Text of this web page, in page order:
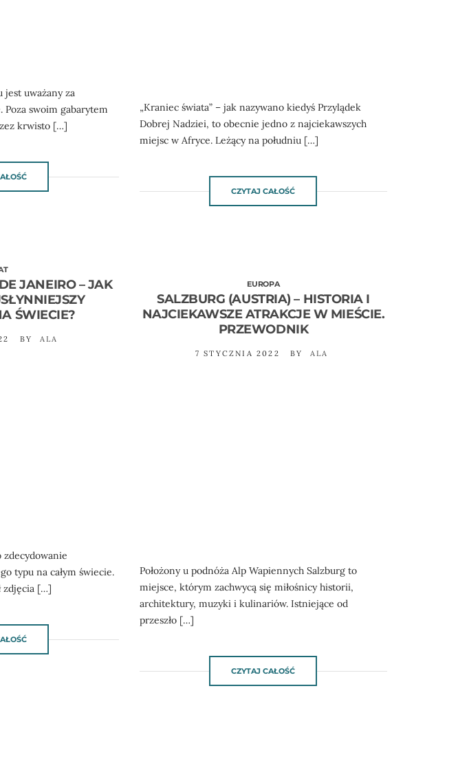
uważany za
swoim gabarytem
krwisto […]
„Kraniec świata” – jak nazywano kiedyś Przylądek
Dobrej Nadziei, to obecnie jedno z najciekawszych
miejsc w Afryce. Leżący na południu […]
CZYTAJ CAŁOŚĆ
JANEIRO – JAK
ŚWIECIE?
BY ALA
zdecydowanie
typu na całym świecie.
zdjęcia […]
EUROPA
SALZBURG (AUSTRIA) – HISTORIA I
NAJCIEKAWSZE ATRAKCJE W MIEŚCIE.
PRZEWODNIK
7 STYCZNIA 2022 BY ALA
Położony u podnóża Alp Wapiennych Salzburg to
miejsce, którym zachwycą się miłośnicy historii,
architektury, muzyki i kulinariów. Istniejące od
przeszło […]
CZYTAJ CAŁOŚĆ